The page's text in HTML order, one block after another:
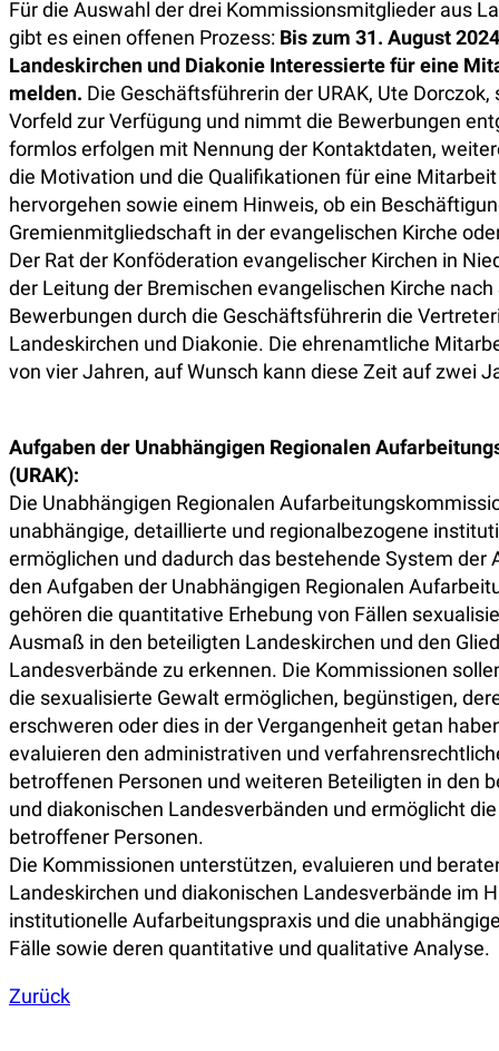
Für die Auswahl der drei Kommissionsmitglieder aus
gibt es einen offenen Prozess: Bis zum 31. August
Landeskirchen und Diakonie Interessierte für eine
melden. Die Geschäftsführerin der URAK, Ute
Vorfeld zur Verfügung und nimmt die Bewerbungen
formlos erfolgen mit Nennung der Kontaktdaten,
die Motivation und die Qualifikationen für eine
hervorgehen sowie einem Hinweis, ob ein
Gremienmitgliedschaft in der evangelischen Kirche
Der Rat der Konföderation evangelischer Kirchen in
der Leitung der Bremischen evangelischen Kirche
Bewerbungen durch die Geschäftsführerin die
Landeskirchen und Diakonie. Die ehrenamtliche
von vier Jahren, auf Wunsch kann diese Zeit auf zwei
Aufgaben der Unabhängigen Regionalen
(URAK):
Die Unabhängigen Regionalen
unabhängige, detaillierte und regionalbezogene
ermöglichen und dadurch das bestehende System der
den Aufgaben der Unabhängigen Regionalen
gehören die quantitative Erhebung von Fällen
Ausmaß in den beteiligten Landeskirchen und den
Landesverbände zu erkennen. Die Kommissionen
die sexualisierte Gewalt ermöglichen, begünstigen,
erschweren oder dies in der Vergangenheit getan
evaluieren den administrativen und
betroffenen Personen und weiteren Beteiligten in den
und diakonischen Landesverbänden und ermöglicht
betroffener Personen.
Die Kommissionen unterstützen, evaluieren und
Landeskirchen und diakonischen Landesverbände im
institutionelle Aufarbeitungspraxis und die
Fälle sowie deren quantitative und qualitative Analyse.
Zurück